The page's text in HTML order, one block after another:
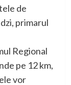
de
primarul
Regional
pe 12 km,
vor